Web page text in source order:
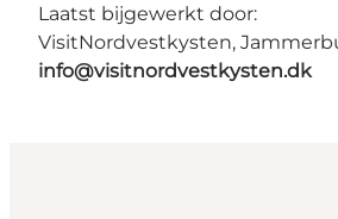
Laatst bijgewerkt door:
VisitNordvestkysten,
info@visitnordvestkysten.dk